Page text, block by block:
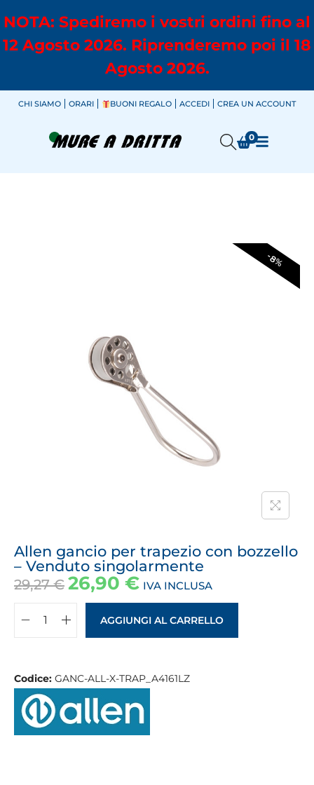
NOTA: Spediremo i vostri ordini fino al
12 Agosto 2026. Riprenderemo poi il 18
Agosto 2026.
CHI SIAMO ORARI BUONI REGALO ACCEDI CREA UN ACCOUNT
0
-8%
Allen gancio per trapezio con bozzello
– Venduto singolarmente
29,27€ 26,90 € IVA INCLUSA
AGGIUNGI AL CARRELLO
Codice: GANC-ALL-X-TRAP_A4161LZ